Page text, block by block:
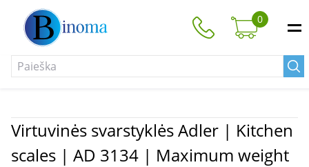
0
Virtuvinės svarstyklės Adler | Kitchen
scales | AD 3134 | Maximum weight